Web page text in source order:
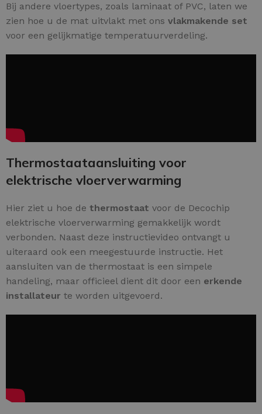
Bij andere vloertypes, zoals laminaat of PVC, laten we
zien hoe u de mat uitvlakt met ons vlakmakende set
voor een gelijkmatige temperatuurverdeling.
Thermostaataansluiting voor
elektrische vloerverwarming
Hier ziet u hoe de thermostaat voor de Decochip
elektrische vloerverwarming gemakkelijk wordt
verbonden. Naast deze instructievideo ontvangt u
uiteraard ook een meegestuurde instructie. Het
aansluiten van de thermostaat is een simpele
handeling, maar officieel dient dit door een erkende
installateur te worden uitgevoerd.